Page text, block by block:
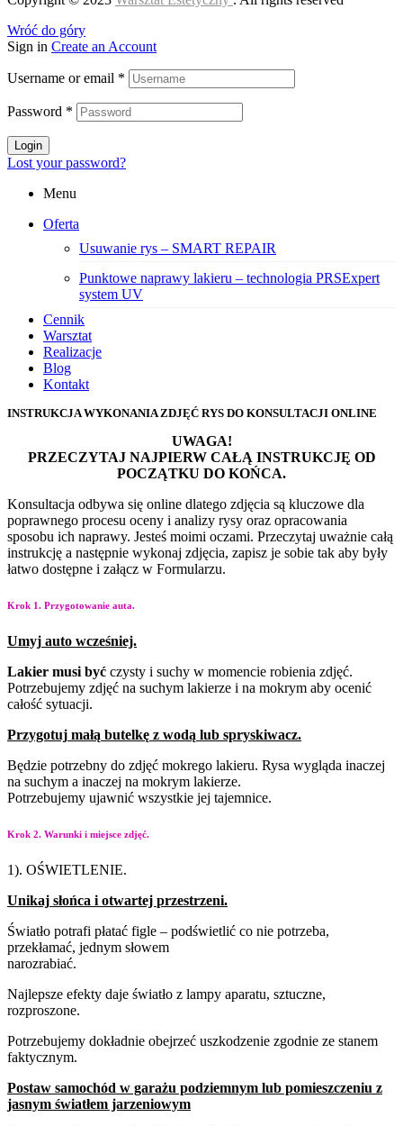
Wróć do góry
Sign in Create an Account
Username or email *
Password *
Login
Lost your password?
Menu
Oferta
Usuwanie rys – SMART REPAIR
Punktowe naprawy lakieru – technologia PRSExpert
system UV
Cennik
Warsztat
Realizacje
Blog
Kontakt
INSTRUKCJA WYKONANIA ZDJĘĆ RYS DO KONSULTACJI ONLINE
UWAGA!
PRZECZYTAJ NAJPIERW CAŁĄ INSTRUKCJĘ OD
POCZĄTKU DO KOŃCA.
Konsultacja odbywa się online dlatego zdjęcia są kluczowe dla
poprawnego procesu oceny i analizy rysy oraz opracowania
sposobu ich naprawy. Jesteś moimi oczami. Przeczytaj uważnie całą
instrukcję a następnie wykonaj zdjęcia, zapisz je sobie tak aby były
łatwo dostępne i załącz w Formularzu.
Krok 1. Przygotowanie auta.
Umyj auto wcześniej.
Lakier musi być czysty i suchy w momencie robienia zdjęć.
Potrzebujemy zdjęć na suchym lakierze i na mokrym aby ocenić
całość sytuacji.
Przygotuj małą butelkę z wodą lub spryskiwacz.
Będzie potrzebny do zdjęć mokrego lakieru. Rysa wygląda inaczej
na suchym a inaczej na mokrym lakierze.
Potrzebujemy ujawnić wszystkie jej tajemnice.
Krok 2. Warunki i miejsce zdjęć.
1). OŚWIETLENIE.
Unikaj słońca i otwartej przestrzeni.
Światło potrafi płatać figle – podświetlić co nie potrzeba,
przekłamać, jednym słowem
narozrabiać.
Najlepsze efekty daje światło z lampy aparatu, sztuczne,
rozproszone.
Potrzebujemy dokładnie obejrzeć uszkodzenie zgodnie ze stanem
faktycznym.
Postaw samochód w garażu podziemnym lub pomieszczeniu z
jasnym światłem jarzeniowym